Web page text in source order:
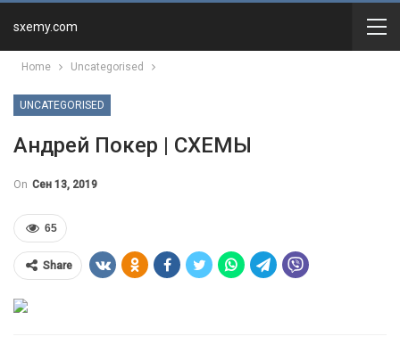
sxemy.com
Home Uncategorised
UNCATEGORISED
Андрей Покер | СХЕМЫ
On Сен 13, 2019
65
Share